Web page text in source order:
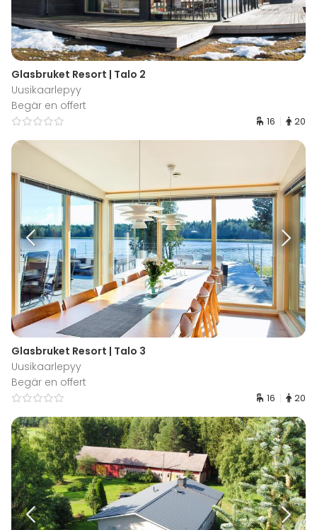
Glasbruket Resort | Talo 2
Uusikaarlepyy
Begär en offert
16 20
Glasbruket Resort | Talo 3
Uusikaarlepyy
Begär en offert
16 20